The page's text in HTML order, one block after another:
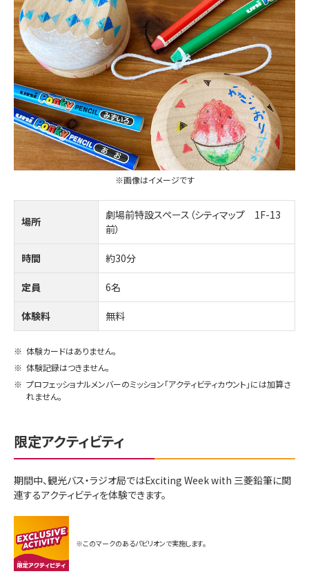
※画像はイメージです
場所
劇場前特設スペース（シティマップ 1F-13
前）
時間 約30分
定員 6名
体験料 無料
※ 体験カードはありません。
※ 体験記録はつきません。
※ プロフェッショナルメンバーのミッション「アクティビティカウント」には加算さ
れません。
限定アクティビティ
期間中、観光バス・ラジオ局ではExciting Week with 三菱鉛筆に関
連するアクティビティを体験できます。
※このマークのあるパビリオンで実施します。